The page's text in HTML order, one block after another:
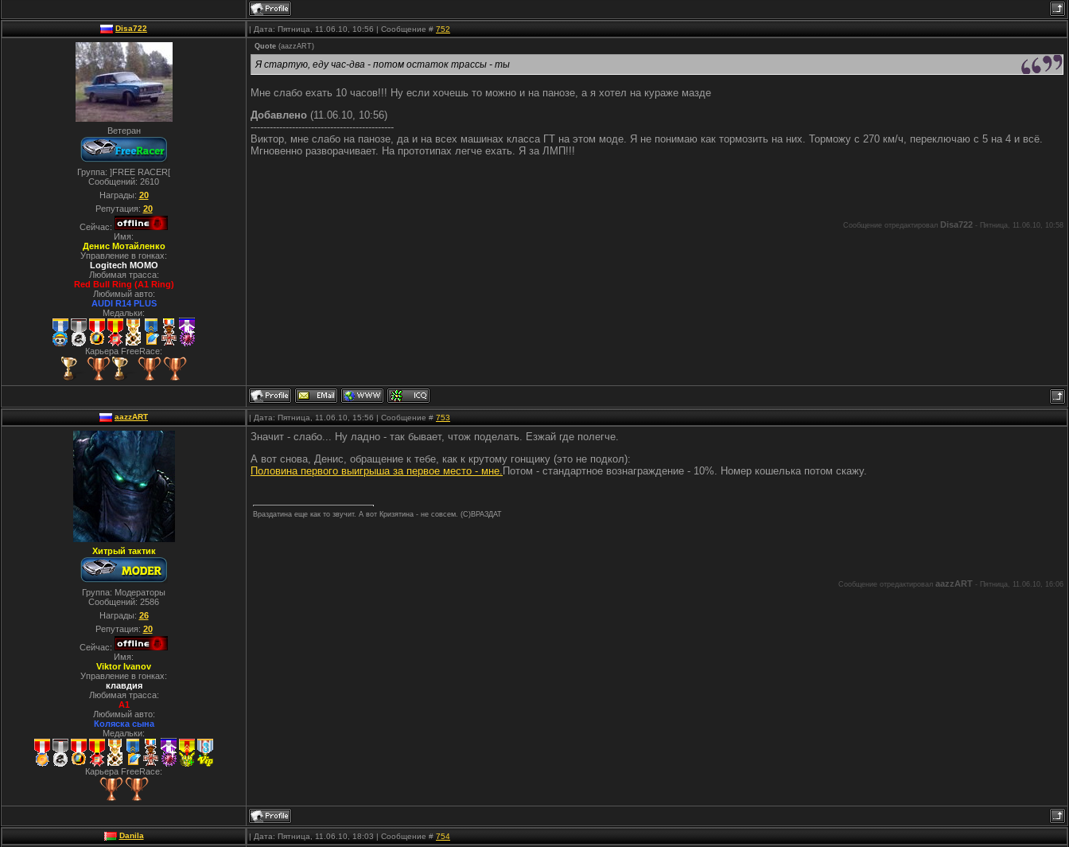
Disa722 | Дата: Пятница, 11.06.10, 10:56 | Сообщение # 752
Ветеран
Группа: ]FREE RACER[
Сообщений: 2610
Награды: 20
Репутация: 20
Сейчас:
Имя:
Денис Мотайленко
Управление в гонках:
Logitech MOMO
Любимая трасса:
Red Bull Ring (A1 Ring)
Любимый авто:
AUDI R14 PLUS
Медальки:
Карьера FreeRace:
Quote (aazzART)
Я стартую, еду час-два - потом остаток трассы - ты
Мне слабо ехать 10 часов!!! Ну если хочешь то можно и на панозе, а я хотел на кураже мазде
Добавлено (11.06.10, 10:56)
---------------------------------------------
Виктор, мне слабо на панозе, да и на всех машинах класса ГТ на этом моде. Я не понимаю как тормозить на них. Торможу с 270 км/ч, переключаю с 5 на 4 и всё.
Мгновенно разворачивает. На прототипах легче ехать. Я за ЛМП!!!
Сообщение отредактировал Disa722 - Пятница, 11.06.10, 10:58
aazzART | Дата: Пятница, 11.06.10, 15:56 | Сообщение # 753
Хитрый тактик
Группа: Модераторы
Сообщений: 2586
Награды: 26
Репутация: 20
Сейчас:
Имя:
Viktor Ivanov
Управление в гонках:
клавдия
Любимая трасса:
A1
Любимый авто:
Коляска сына
Медальки:
Карьера FreeRace:
Значит - слабо... Ну ладно - так бывает, чтож поделать. Езжай где полегче.
А вот снова, Денис, обращение к тебе, как к крутому гонщику (это не подкол):
Половина первого выигрыша за первое место - мне. Потом - стандартное вознаграждение - 10%. Номер кошелька потом скажу.
Враздатина еще как то звучит. А вот Кризятина - не совсем. (С)ВРАЗДАТ
Сообщение отредактировал aazzART - Пятница, 11.06.10, 16:06
Danila | Дата: Пятница, 11.06.10, 18:03 | Сообщение # 754